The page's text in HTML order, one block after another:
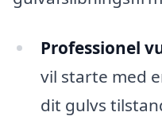
Professionel
vil starte med
dit gulvs